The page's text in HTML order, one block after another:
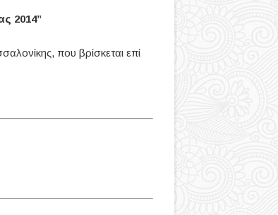
2014”
που βρίσκεται επί